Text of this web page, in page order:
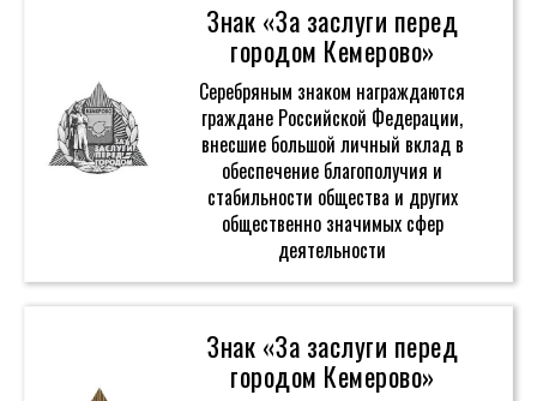
Знак «За заслуги перед
городом Кемерово»
Серебряным знаком награждаются
граждане Российской Федерации,
внесшие большой личный вклад в
обеспечение благополучия и
стабильности общества и других
общественно значимых сфер
деятельности
Знак «За заслуги перед
городом Кемерово»